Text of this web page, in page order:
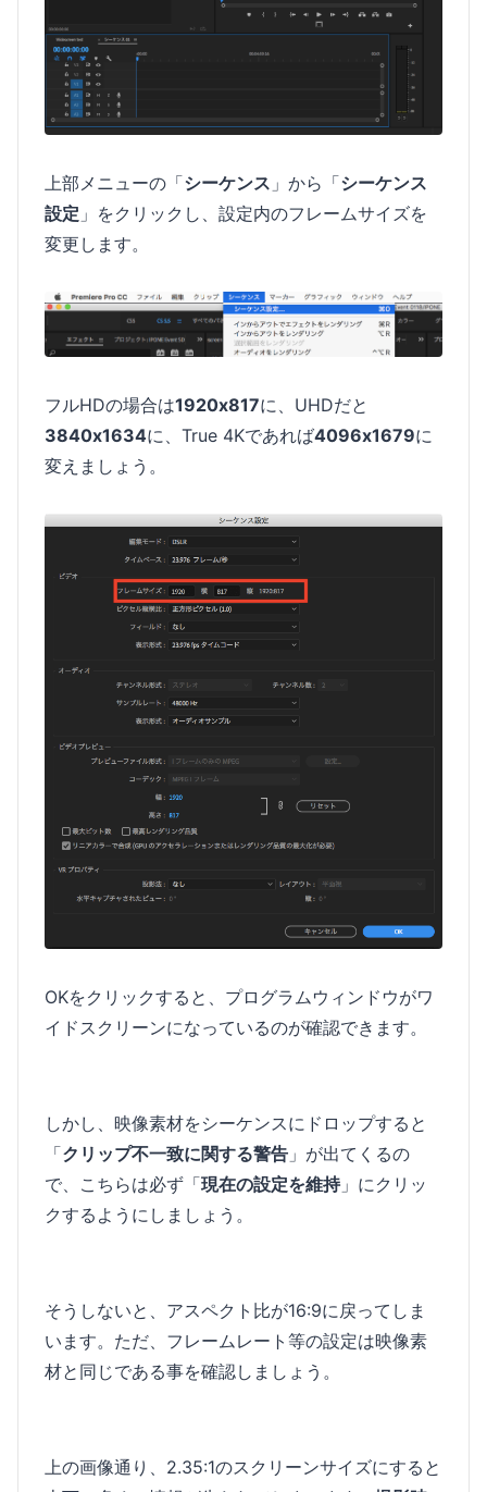
上部メニューの「シーケンス 」から「シーケンス
設定 」をクリックし、設定内のフレームサイズを
変更します。
フルHDの場合は1920x817に、UHDだと
3840x1634に、True 4Kであれば4096x1679に
変えましょう。
OKをクリックすると、プログラムウィンドウがワ
イドスクリーンになっているのが確認できます。
しかし、映像素材をシーケンスにドロップすると
「クリップ不一致に関する警告 」が出てくるの
で、こちらは必ず「現在の設定を維持」にクリッ
クするようにしましょう。
そうしないと、アスペクト比が16:9に戻ってしま
います。ただ、フレームレート等の設定は映像素
材と同じである事を確認しましょう。
上の画像通り、2.35:1のスクリーンサイズにすると